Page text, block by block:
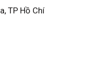
TP Hồ Chí